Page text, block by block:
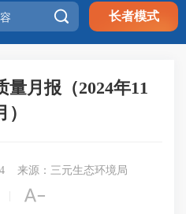
 长者模式
月报（2024年11
）
来源：三元生态环境局
